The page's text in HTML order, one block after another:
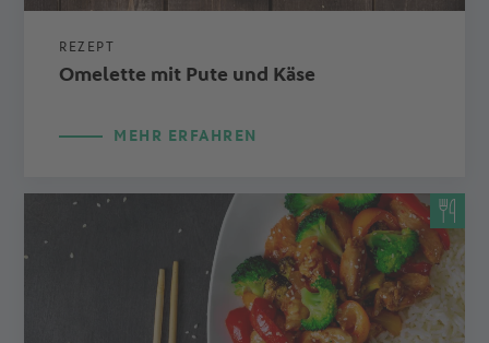
REZEPT
Omelette mit Pute und Käse
MEHR ERFAHREN